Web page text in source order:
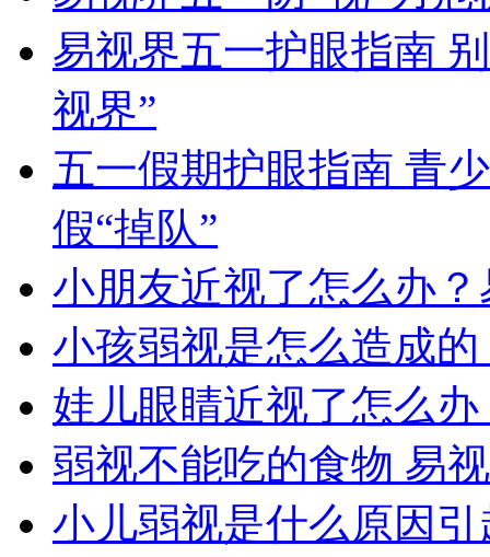
易视界五一护眼指南
视界”
五一假期护眼指南 青
假“掉队”
小朋友近视了怎么办
小孩弱视是怎么造成
娃儿眼睛近视了怎么
弱视不能吃的食物 易
小儿弱视是什么原因